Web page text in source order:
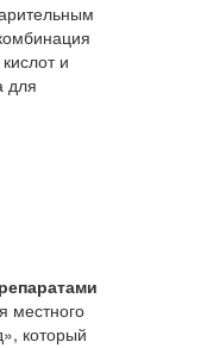
и
для
местного
который